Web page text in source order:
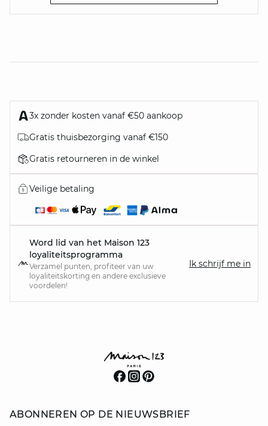
3x zonder kosten vanaf €50 aankoop
Gratis thuisbezorging vanaf €150
Gratis retourneren in de winkel
Veilige betaling
Word lid van het Maison 123
loyaliteitsprogramma
Verzamel punten, profiteer van uw
loyaliteitskorting en andere exclusieve
voordelen!
Ik schrijf me in
ABONNEREN OP DE NIEUWSBRIEF